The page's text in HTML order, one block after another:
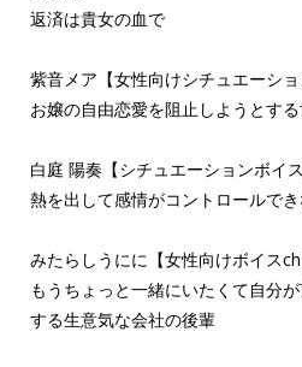
返済は貴女の血で
紫音メア【女性向けシチュエーショ
お嬢の自由恋愛を阻止しようとす
白庭 陽奏【シチュエーションボイ
熱を出して感情がコントロールで
みたらしうにに【女性向けボイスch
もうちょっと一緒にいたくて自分
する生意気な会社の後輩